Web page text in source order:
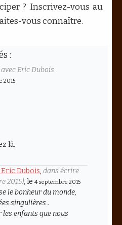
? Inscrivez-vous au
vous connaître.
:
Eric Dubois
2015
là.
Eric Dubois, dans écrire
2015), le 4 septembre 2015
le bonheur du monde,
singulières .
enfants que nous